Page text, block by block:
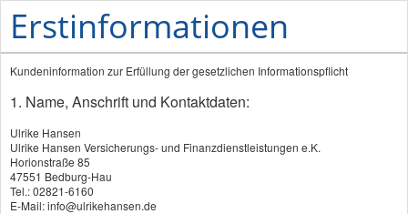
PRODUKTE
Erstinformationen
Kundeninformation zur Erfüllung der gesetzlichen Informationspflicht
1. Name, Anschrift und Kontaktdaten:
Ulrike Hansen
Ulrike Hansen Versicherungs- und Finanzdienstleistungen e.K.
Horionstraße 85
47551 Bedburg-Hau
Tel.: 02821-6160
E-Mail: info@ulrikehansen.de